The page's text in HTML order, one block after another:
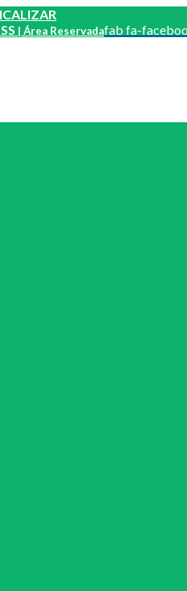
| Área Reservadafab fa-